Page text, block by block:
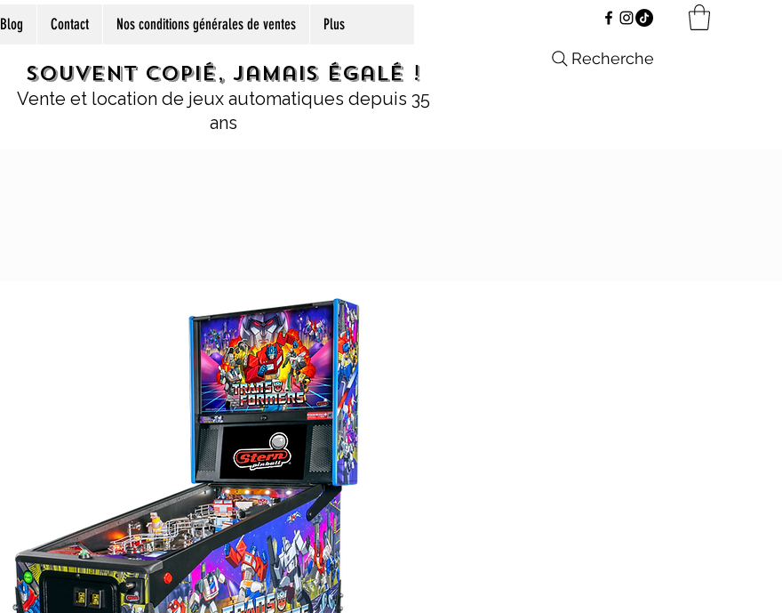
Blog Contact Nos conditions générales de ventes Plus
Souvent copié, jamais égalé !
Vente et location de jeux automatiques depuis 35
ans
Recherche